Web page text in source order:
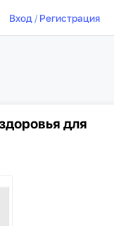
Вход/ Регистрация
для